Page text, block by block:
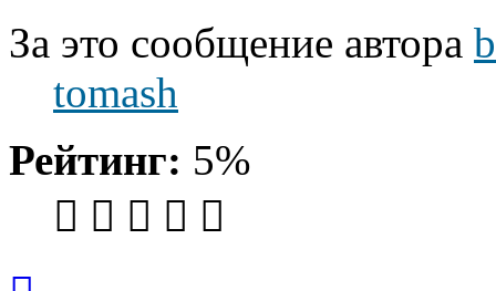
За это сообщение автора
tomash
Рейтинг: 5%